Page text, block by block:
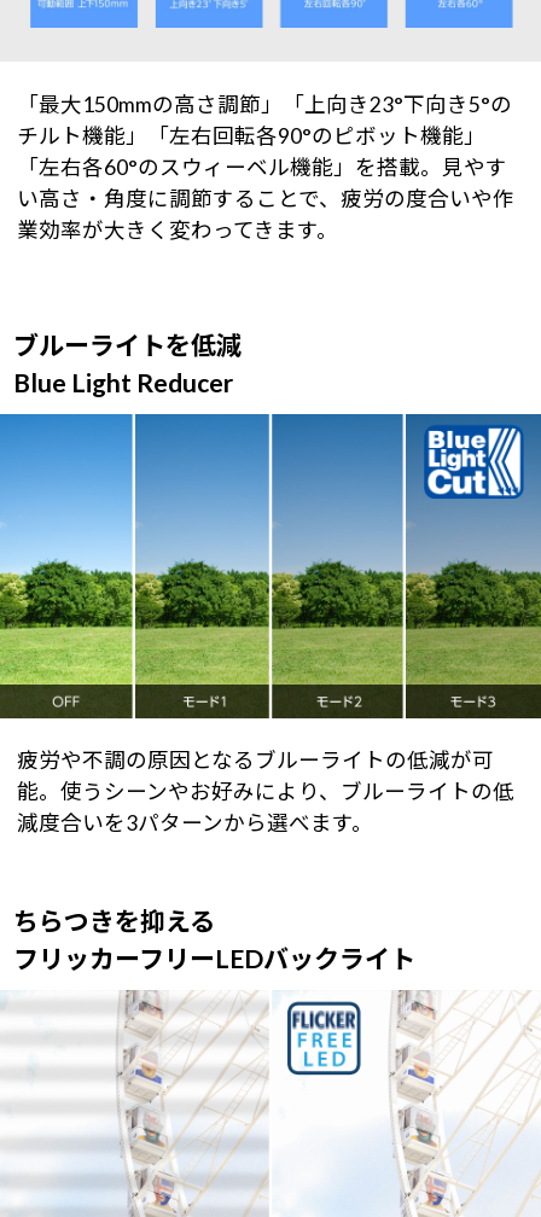
「最大150mmの高さ調節」「上向き23°下向き5°の
チルト機能」「左右回転各90°のピボット機能」
「左右各60°のスウィーベル機能」を搭載。見やす
い高さ・角度に調節することで、疲労の度合いや作
業効率が大きく変わってきます。
ブルーライトを低減
Blue Light Reducer
疲労や不調の原因となるブルーライトの低減が可
能。使うシーンやお好みにより、ブルーライトの低
減度合いを3パターンから選べます。
ちらつきを抑える
フリッカーフリーLEDバックライト